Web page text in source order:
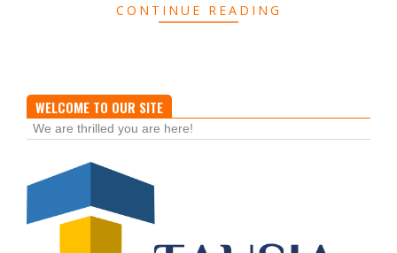
CONTINUE READING
WELCOME TO OUR SITE
We are thrilled you are here!